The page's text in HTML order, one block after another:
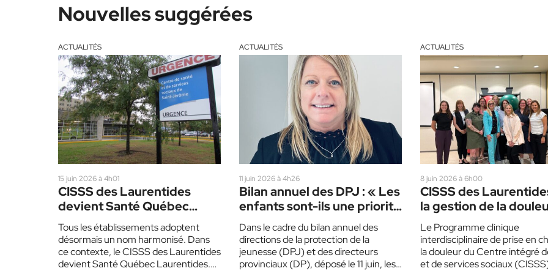
Nouvelles suggérées
ACTUALITÉS
15 juin 2026 à 4h01
CISSS des Laurentides
devient Santé Québec
Laurentides
Tous les établissements adoptent
désormais un nom harmonisé. Dans
ce contexte, le CISSS des Laurentides
devient Santé Québec Laurentides.
ACTUALITÉS
11 juin 2026 à 4h26
Bilan annuel des DPJ : « Les
enfants sont-ils une priorité
dans nos choix de société ?
»
Dans le cadre du bilan annuel des
directions de la protection de la
jeunesse (DPJ) et des directeurs
provinciaux (DP), déposé le 11 juin, les…
ACTUALITÉS
8 juin 2026 à 6h00
CISSS des
la gestion de la
récompensée
Le Programme clinique
interdisciplinaire de prise en
la douleur du Centre intégré
et de services sociaux